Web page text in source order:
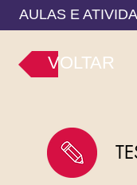
AULAS E
VOLTAR